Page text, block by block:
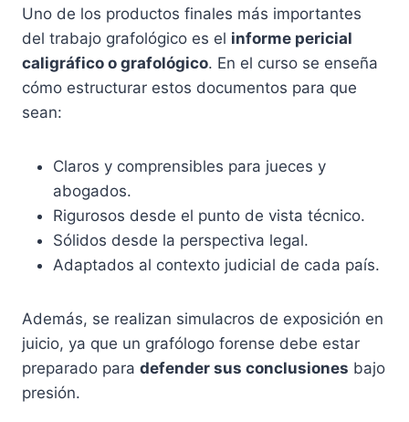
Uno de los productos finales más importantes
del trabajo grafológico es el informe pericial
caligráfico o grafológico. En el curso se enseña
cómo estructurar estos documentos para que
sean:
Claros y comprensibles para jueces y
abogados.
Rigurosos desde el punto de vista técnico.
Sólidos desde la perspectiva legal.
Adaptados al contexto judicial de cada país.
Además, se realizan simulacros de exposición en
juicio, ya que un grafólogo forense debe estar
preparado para defender sus conclusiones bajo
presión.